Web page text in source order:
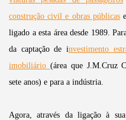
construção civil e obras públicas
ligado a esta área desde 1989.
da captação de investimento
imobiliário (área que J.M.Cruz
sete anos) e para a indústria.
Agora, através da ligação à